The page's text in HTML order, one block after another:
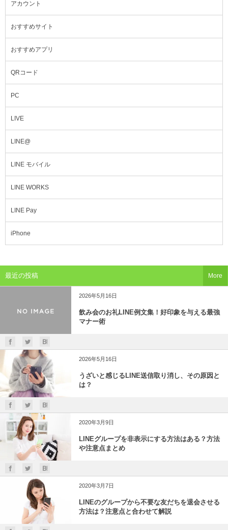
アカウント
おすすめサイト
おすすめアプリ
QRコード
PC
LIVE
LINE@
LINE モバイル
LINE WORKS
LINE Pay
iPhone
最近の投稿
2026年5月16日
飲み会のお礼LINE例文集！好印象を与える最強
マナー術
2026年5月16日
うざいと感じるLINE送信取り消し、その原因と
は？
2020年3月9日
LINEグループを非表示にする方法はある？方法
や注意点まとめ
2020年3月7日
LINEのグループから不要な友だちを退会させる
方法は？注意点と合わせて解説
More